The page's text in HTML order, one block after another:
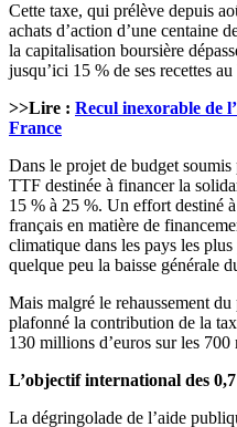
Cette taxe, qui prélève depuis
achats d’action d’une centaine
la capitalisation boursière
jusqu’ici 15 % de ses recettes
>>Lire : Recul inexorable de
France
Dans le projet de budget
TTF destinée à financer la
15 % à 25 %. Un effort destiné
français en matière de
climatique dans les pays les
quelque peu la baisse générale
Mais malgré le rehaussement
plafonné la contribution de la
130 millions d’euros sur les
L’objectif international des
La dégringolade de l’aide